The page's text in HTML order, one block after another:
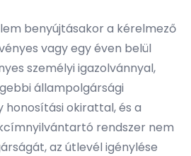
benyújtásakor a kérelmező
vagy egy éven belül
személyi igazolvánnyal,
állampolgársági
honosítási okirattal, és a
rendszer nem
az útlevél igénylése